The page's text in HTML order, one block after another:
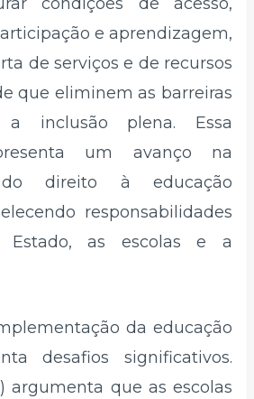
condições de acesso,
e aprendizagem,
de serviços e de recursos
que eliminem as barreiras
inclusão plena. Essa
um avanço na
do direito à educação
responsabilidades
Estado, as escolas e a
da educação
desafios significativos.
argumenta que as escolas